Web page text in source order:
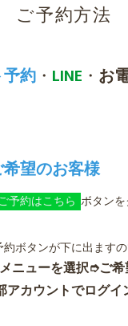
ご予約方法
約・ LINE ・ お
望のお客様
予約はこちら ボタン
ボタンが下に出ます
ニューを選択➮ご
アカウントでログ